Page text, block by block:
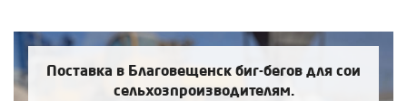
Поставка в Благовещенск биг-бегов для сои
сельхозпроизводителям.